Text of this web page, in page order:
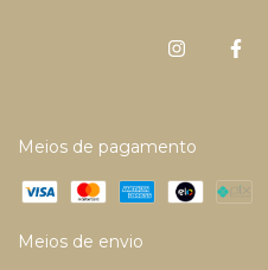
Meios de pagamento
Meios de envio